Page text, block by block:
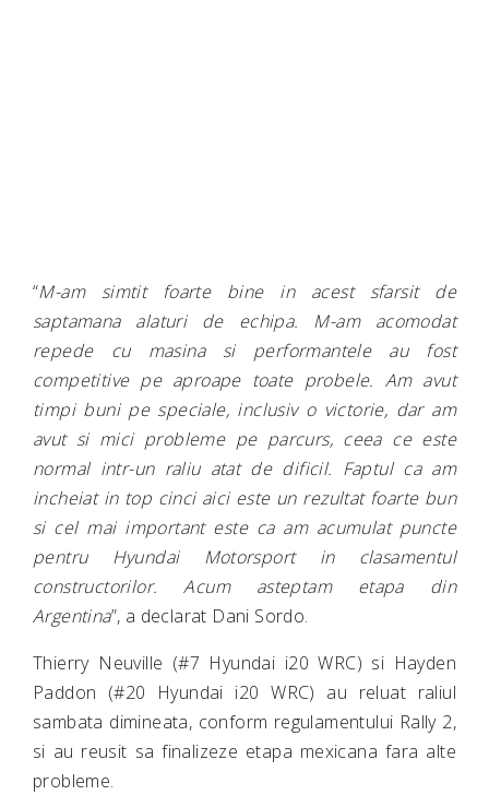
“M-am simtit foarte bine in acest sfarsit de
saptamana alaturi de echipa. M-am acomodat
repede cu masina si performantele au fost
competitive pe aproape toate probele. Am avut
timpi buni pe speciale, inclusiv o victorie, dar am
avut si mici probleme pe parcurs, ceea ce este
normal intr-un raliu atat de dificil. Faptul ca am
incheiat in top cinci aici este un rezultat foarte bun
si cel mai important este ca am acumulat puncte
pentru Hyundai Motorsport in clasamentul
constructorilor. Acum asteptam etapa din
Argentina”, a declarat Dani Sordo.
Thierry Neuville (#7 Hyundai i20 WRC) si Hayden
Paddon (#20 Hyundai i20 WRC) au reluat raliul
sambata dimineata, conform regulamentului Rally 2,
si au reusit sa finalizeze etapa mexicana fara alte
probleme.